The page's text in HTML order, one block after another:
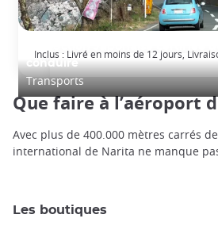
conduire
Transports
Inclus : Livré en moins de 12 jours,
Que faire à l’aéroport
Avec plus de 400.000 mètres carrés
international de Narita ne manque
Les boutiques